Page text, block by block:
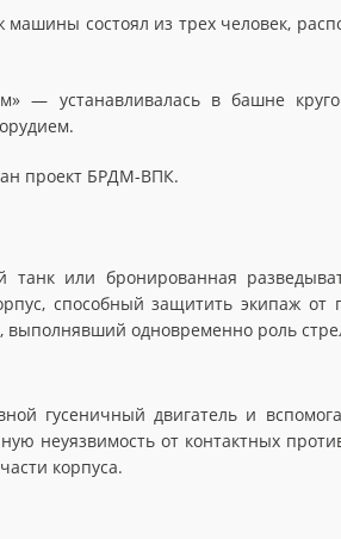
состоял из трех человек,
— устанавливалась в башне
проект БРДМ-ВПК.
или бронированная
способный защитить экипаж от
выполнявший одновременно роль
гусеничный двигатель и
неуязвимость от контактных
корпуса.